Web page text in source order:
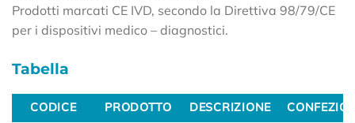
Prodotti marcati CE IVD, secondo la Direttiva 98/79/CE
per i dispositivi medico – diagnostici.
Tabella
CODICE PRODOTTO DESCRIZIONE